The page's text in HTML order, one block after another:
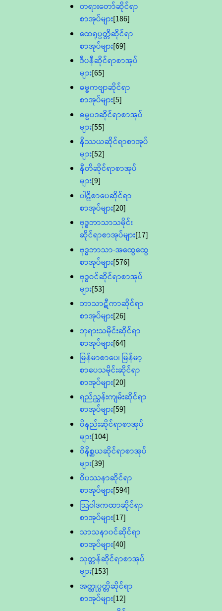
တရားတော်ဆိုင်ရာ
စာအုပ်များ[186]
ထေရုပ္ပတ္တိဆိုင်ရာ
စာအုပ်များ[69]
ဒီပနီဆိုင်ရာစာအုပ်
များ[65]
ဓမ္မကဗျာဆိုင်ရာ
စာအုပ်များ[5]
ဓမ္မပဒဆိုင်ရာစာအုပ်
များ[55]
နိဿယဆိုင်ရာစာအုပ်
များ[52]
နီတိဆိုင်ရာစာအုပ်
များ[9]
ပါဠိစာပေဆိုင်ရာ
စာအုပ်များ[20]
ဗုဒ္ဓဘာသာသမိုင်း
ဆိုင်ရာစာအုပ်များ[17]
ဗုဒ္ဓဘာသာ-အထွေထွေ
စာအုပ်များ[576]
ဗုဒ္ဓဝင်ဆိုင်ရာစာအုပ်
များ[53]
ဘာသာဋီကာဆိုင်ရာ
စာအုပ်များ[26]
ဘုရားသမိုင်းဆိုင်ရာ
စာအုပ်များ[64]
မြန်မာစာပေ၊ မြန်မာ့
စာပေသမိုင်းဆိုင်ရာ
စာအုပ်များ[20]
ရည်ညွှန်းကျမ်းဆိုင်ရာ
စာအုပ်များ[59]
ဝိနည်းဆိုင်ရာစာအုပ်
များ[104]
ဝိနိစ္ဆယဆိုင်ရာစာအုပ်
များ[39]
ဝိပဿနာဆိုင်ရာ
စာအုပ်များ[594]
သြဝါဒကထာဆိုင်ရာ
စာအုပ်များ[17]
သာသနာ၀င်ဆိုင်ရာ
စာအုပ်များ[40]
သုတ္တန်ဆိုင်ရာစာအုပ်
များ[153]
အတ္ထုပ္ပတ္တိဆိုင်ရာ
စာအုပ်များ[12]